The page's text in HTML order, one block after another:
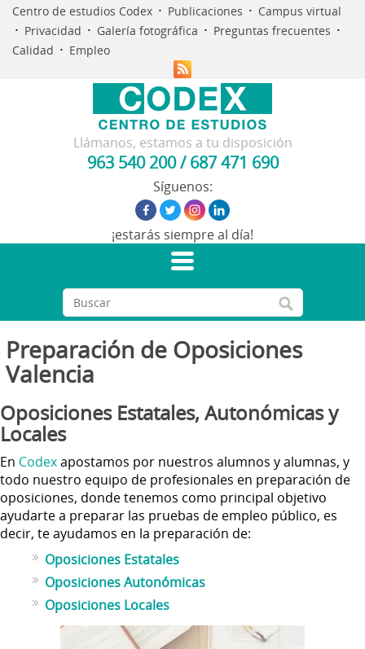
Centro de estudios Codex · Publicaciones · Campus virtual
· Privacidad · Galería fotográfica · Preguntas frecuentes ·
Calidad · Empleo
Llámanos, estamos a tu disposición
963 540 200/687 471 690
Síguenos:
¡estarás siempre al día!
Preparación de Oposiciones
Valencia
Oposiciones Estatales, Autonómicas y
Locales
En Codexapostamos por nuestros alumnos y alumnas, y
todo nuestro equipo de profesionales en preparación de
oposiciones, donde tenemos como principal objetivo
ayudarte a preparar las pruebas de empleo público, es
decir, te ayudamos en la preparación de:
Oposiciones Estatales
Oposiciones Autonómicas
Oposiciones Locales